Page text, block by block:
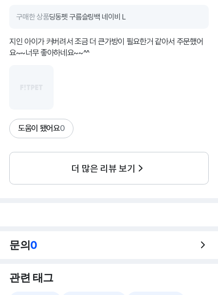
구매한 상품딩동펫 구름슬링백 네이비 L
지인 아이가 커버려서 조금 더 큰가방이 필요한거 같아서 주문했어
요~~너무 좋아하네요~~^^
도움이 됐어요0
더 많은 리뷰 보기
문의0
관련 태그